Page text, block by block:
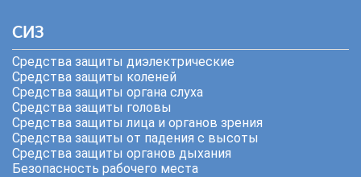
СИЗ
Средства защиты диэлектрические
Средства защиты коленей
Средства защиты органа слуха
Средства защиты головы
Средства защиты лица и органов зрения
Средства защиты от падения с высоты
Средства защиты органов дыхания
Безопасность рабочего места